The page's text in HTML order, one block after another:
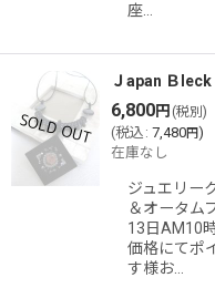
座…
Ｊapan Ｂleck
6,800円 (税別)
(税込 : 7,480円)
在庫なし
ジュエリ
＆オータ
13日AM10
価格にてポ
す様お…